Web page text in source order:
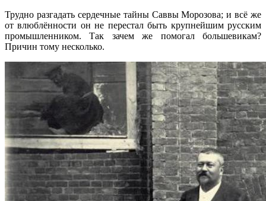
Трудно разгадать сердечные тайны Саввы Морозова; и всё же
от влюблённости он не перестал быть крупнейшим русским
промышленником. Так зачем же помогал большевикам?
Причин тому несколько.